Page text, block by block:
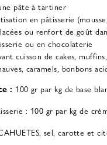
pâte à tartiner
en pâtisserie
ou renfort de goût
ou en chocolaterie
cuisson de cakes,
caramels, bonbons
: 100 gr par kg de base
: 100 gr par kg de
sel, carotte et